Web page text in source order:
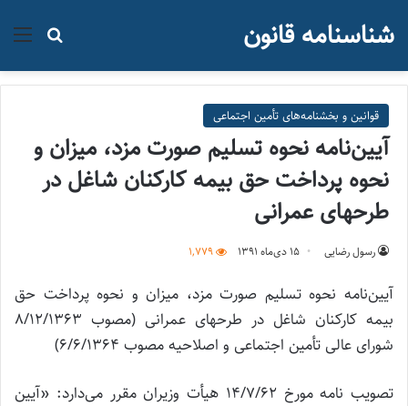
جستجو شناسنامه قانون
قوانین و بخشنامه‌های تأمین اجتماعی
آیین‌نامه نحوه تسلیم صورت مزد، میزان و
نحوه پرداخت حق بیمه کارکنان شاغل در
طرحهای عمرانی
رسول رضایی ۱۵ دی‌ماه ۱۳۹۱ 1,779
آیین‌نامه نحوه تسلیم صورت مزد، میزان و نحوه پرداخت حق
بیمه کارکنان شاغل در طرحهای عمرانی (مصوب 8/12/1363
شورای عالی تأمین اجتماعی و اصلاحیه مصوب 6/6/1364)
تصویب نامه مورخ 14/7/62 هیأت وزیران مقرر می‌دارد: «آیین